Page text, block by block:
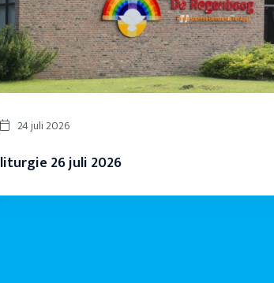
24 juli 2026
liturgie 26 juli 2026